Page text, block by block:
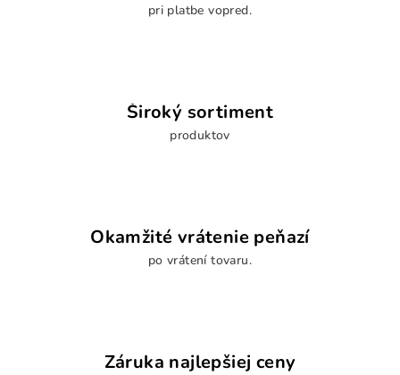
pri platbe vopred.
Široký sortiment
produktov
Okamžité vrátenie peňazí
po vrátení tovaru.
Záruka najlepšiej ceny